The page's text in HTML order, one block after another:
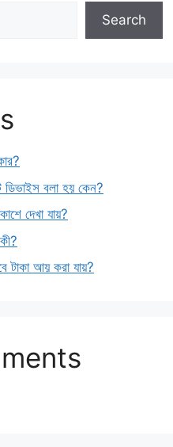
Search
ডিভাইস বলা হয় কেন?
দেখা যায়?
টাকা আয় করা যায়?